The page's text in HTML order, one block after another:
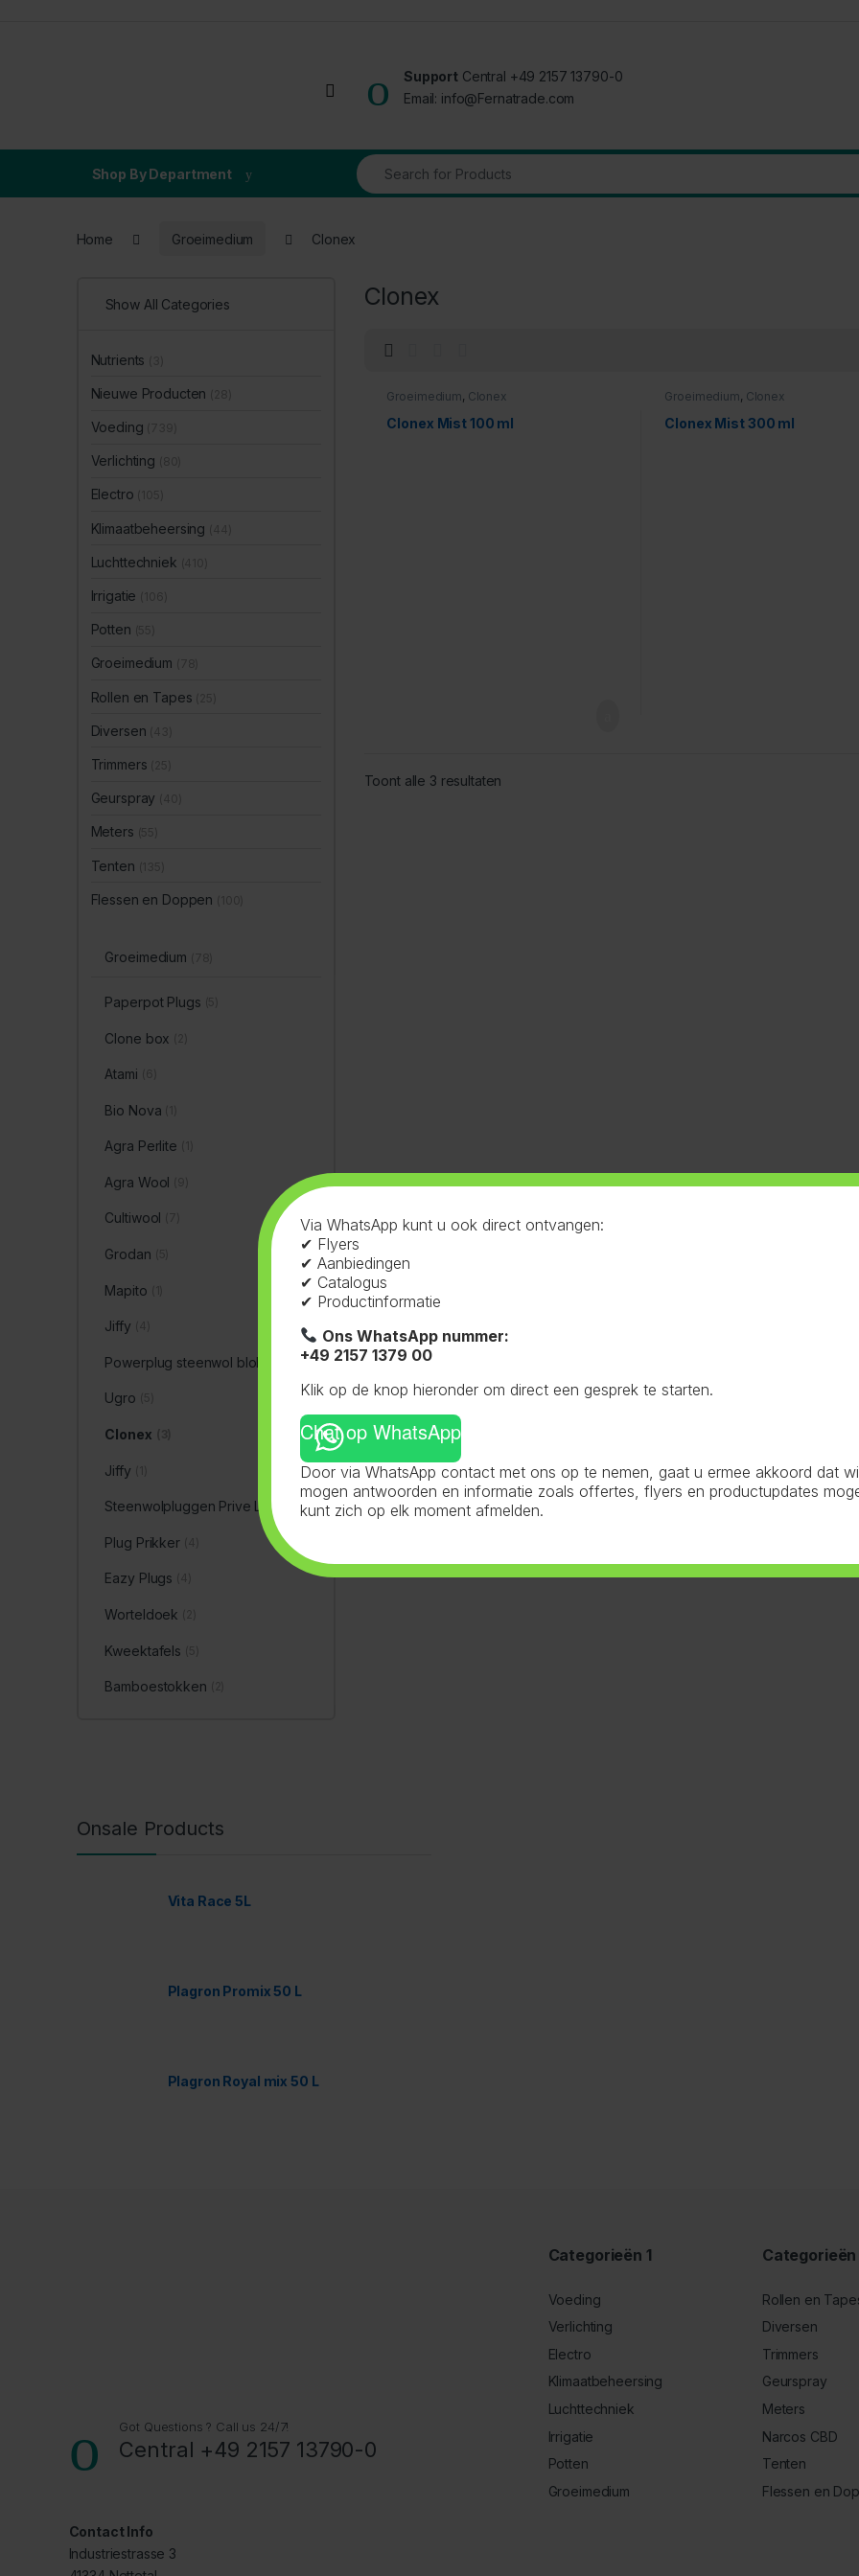
Open
Support Central +49 2157 13790-0
Email: info@Fernatrade.com
Shop By Department
Search for:
Home Groeimedium Clonex
Clonex
Groeimedium, Clonex
Clonex Mist 100 ml
Groeimedium, Clonex
Clonex Mist 300 ml
Toont alle 3 resultaten
Show All Categories
Nutrients
Nieuwe Producten
Voeding
Verlichting
Electro
Klimaatbeheersing
Luchttechniek
Irrigatie
Potten
Groeimedium
Rollen en Tapes
Diversen
Trimmers
Geurspray
Meters
Tenten
Flessen en Doppen
Groeimedium
Paperpot Plugs
Clone box
Atami
Bio Nova
Agra Perlite
Agra Wool
Cultiwool
Grodan
Mapito
Jiffy
Powerplug steenwol blokken (8)
Ugro
Clonex
Jiffy
Steenwolpluggen Prive Label (4)
Plug Prikker
Eazy Plugs
Worteldoek
Kweektafels
Bamboestokken
Onsale Products
Vita Race 5L
Plagron Promix 50 L
Plagron Royal mix 50 L
Got Questions ? Call us 24/7!
Central +49 2157 13790-0
Contact Info
Industriestrasse 3
Categorieën 1
Voeding
Verlichting
Electro
Klimaatbeheersing
Luchttechniek
Irrigatie
Potten
Groeimedium
Categorieën
Rollen en
Diversen
Trimmers
Geurspray
Meters
Narcos CBD
Tenten
Flessen en
Via WhatsApp kunt u ook direct ontvangen:
✔ Flyers
✔ Aanbiedingen
✔ Catalogus
✔ Productinformatie
Ons WhatsApp nummer:
+49 2157 1379 00
Klik op de knop hieronder om direct een gesprek te starten.
Chat op WhatsApp
Door via WhatsApp contact met ons op te nemen, gaat u ermee akkoord dat
mogen antwoorden en informatie zoals offertes, flyers en productupdates
kunt zich op elk moment afmelden.